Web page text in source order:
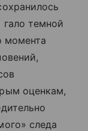
темной
момента
оценкам,
следа